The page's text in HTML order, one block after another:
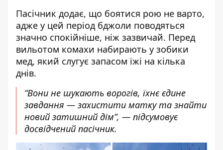
Пасічник додає, що боятися рою не варто,
адже у цей період бджоли поводяться
значно спокійніше, ніж зазвичай. Перед
вильотом комахи набирають у зобики
мед, який слугує запасом їжі на кілька
днів.
“Вони не шукають ворогів, їхнє єдине
завдання — захистити матку та знайти
новий затишний дім”, — підсумовує
досвідчений пасічник.